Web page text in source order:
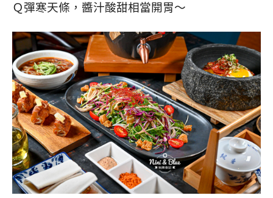
Ｑ彈寒天條，醬汁酸甜相當開胃～